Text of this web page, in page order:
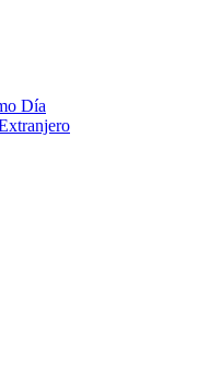
Día